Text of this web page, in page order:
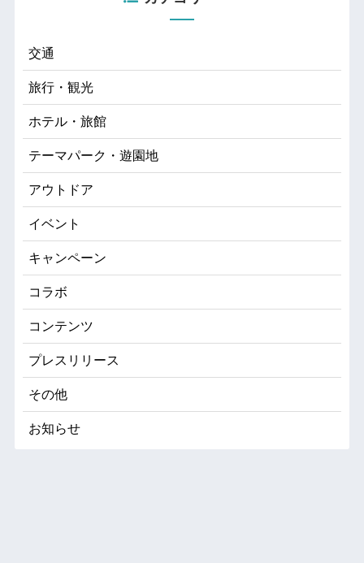
交通
旅行・観光
ホテル・旅館
テーマパーク・遊園地
アウトドア
イベント
キャンペーン
コラボ
コンテンツ
プレスリリース
その他
お知らせ